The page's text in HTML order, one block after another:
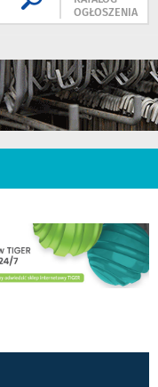
OGŁOSZENIA